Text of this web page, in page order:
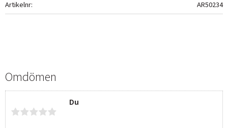
Artikelnr AR50234
Omdömen
Du